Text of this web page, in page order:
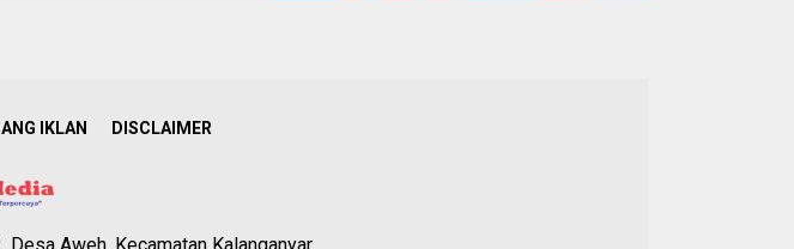
IKLAN DISCLAIMER